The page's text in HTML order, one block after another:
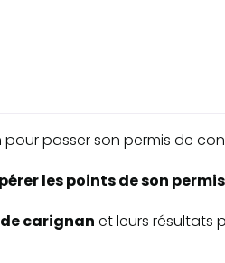
pour passer son permis de
les points de son
carignan et leurs résultats